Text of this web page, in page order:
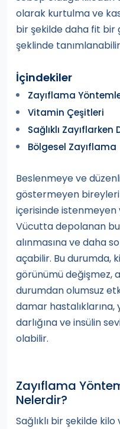
olarak kurtulma ve
bir şekilde daha fit
şeklinde
İçindekiler
Zayıflama
Vitamin Çeşitleri
Sağlıklı
Bölgesel Zayıflama
Beslenmeye ve
göstermeyen
içerisinde
Vücutta depolanan bu
alınmasına ve daha
açabilir. Bu durumda,
görünümü değişmez,
durumdan olumsuz
damar
darlığına ve insülin
olabilir.
Zayıflama
Nelerdir?
Sağlıklı bir şekilde